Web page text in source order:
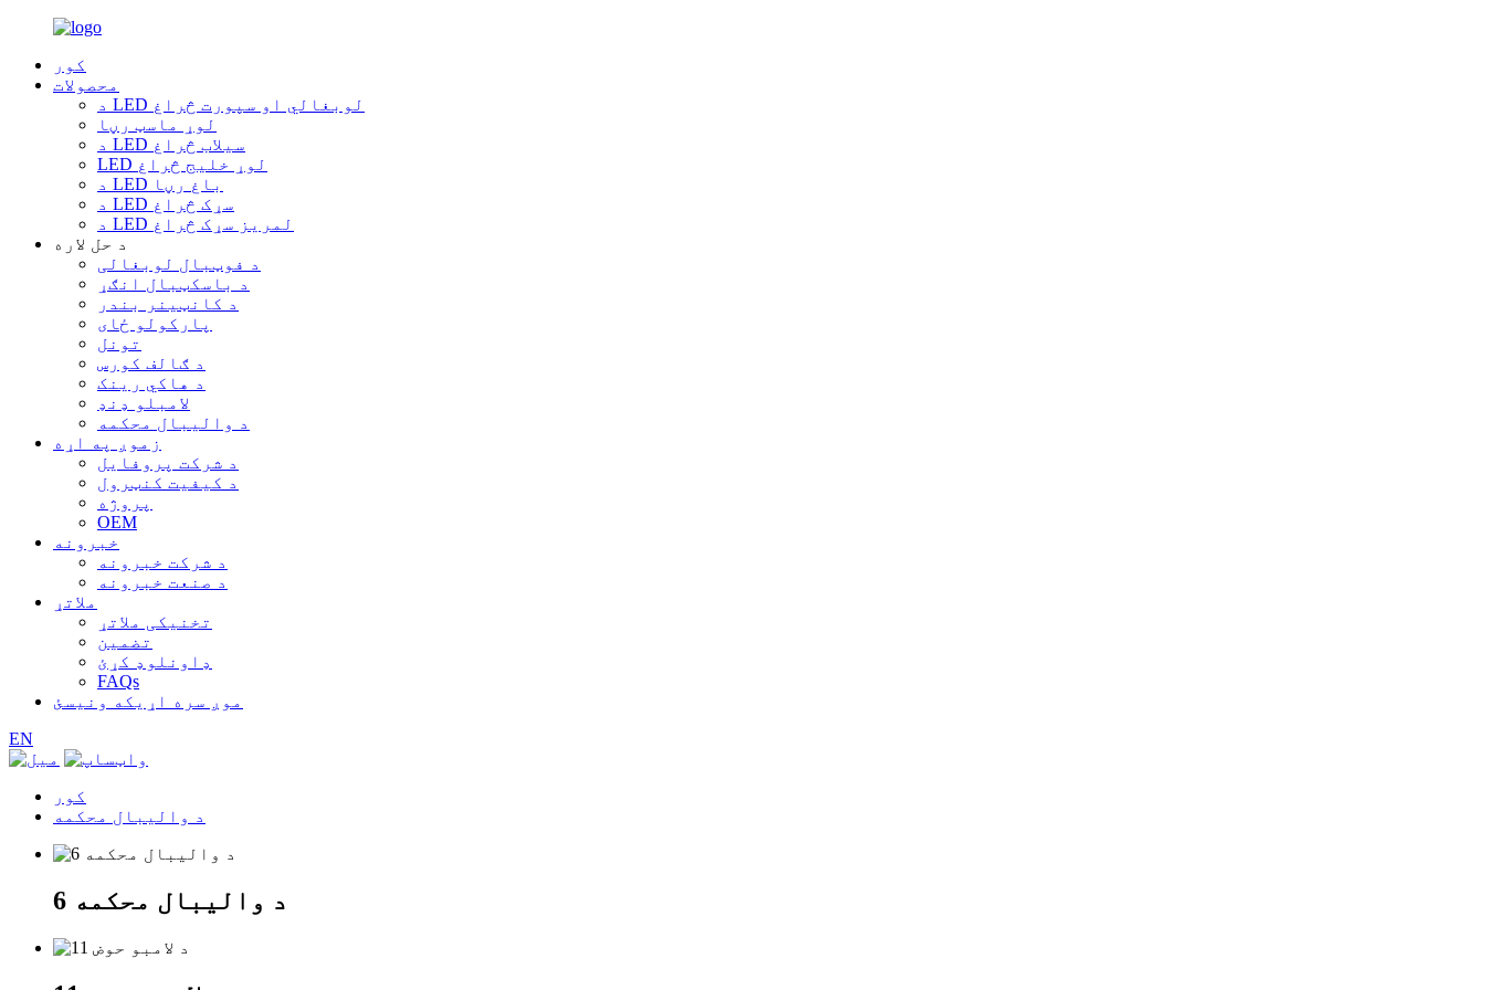
کور
محصولات
د LED لوبغالي او سپورت څراغ
لوړ ماسټ رڼا
د LED سیلاب څراغ
LED لوړ خلیج څراغ
د LED باغ رڼا
د LED سړک څراغ
د LED لمریز سړک څراغ
د حل لاره
د فوټبال لوبغالی
د باسکټبال انګړ
د کانټینر بندر
پارکولو ځای
تونل
د ګالف کورس
د هاکي رینک
لامبلو ډنډ
د والیبال محکمه
زموږ په اړه
د شرکت پروفایل
د کیفیت کنټرول
پروژه
OEM
خبرونه
د شرکت خبرونه
د صنعت خبرونه
ملاتړ
تخنیکی ملاتړ
تضمین
ډاونلوډ کړئ
FAQs
موږ سره اړیکه ونیسئ
EN
کور
د والیبال محکمه
د والیبال محکمه 6